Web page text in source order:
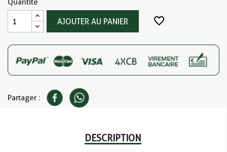
Quantité
AJOUTER AU PANIER favorite_border
Partager :
DESCRIPTION